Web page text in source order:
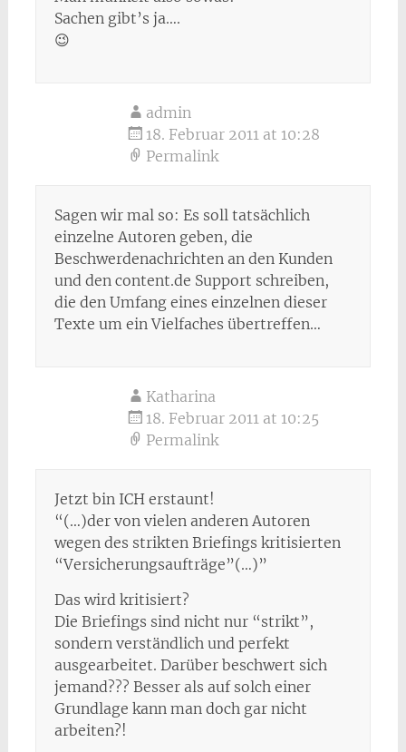
Sachen gibt’s ja….
😉
admin
18. Februar 2011 at 10:28
Permalink
Sagen wir mal so: Es soll tatsächlich
einzelne Autoren geben, die
Beschwerdenachrichten an den Kunden
und den content.de Support schreiben,
die den Umfang eines einzelnen dieser
Texte um ein Vielfaches übertreffen…
Katharina
18. Februar 2011 at 10:25
Permalink
Jetzt bin ICH erstaunt!
“(…)der von vielen anderen Autoren
wegen des strikten Briefings kritisierten
“Versicherungsaufträge”(…)”
Das wird kritisiert?
Die Briefings sind nicht nur “strikt”,
sondern verständlich und perfekt
ausgearbeitet. Darüber beschwert sich
jemand??? Besser als auf solch einer
Grundlage kann man doch gar nicht
arbeiten?!